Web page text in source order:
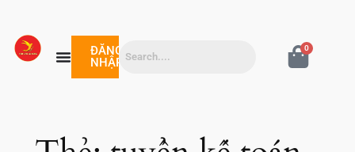
ĐĂNG
NHẬP
0